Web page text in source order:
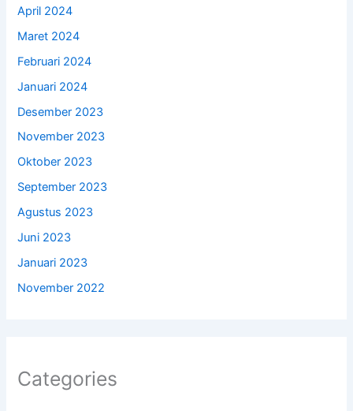
April 2024
Maret 2024
Februari 2024
Januari 2024
Desember 2023
November 2023
Oktober 2023
September 2023
Agustus 2023
Juni 2023
Januari 2023
November 2022
Categories